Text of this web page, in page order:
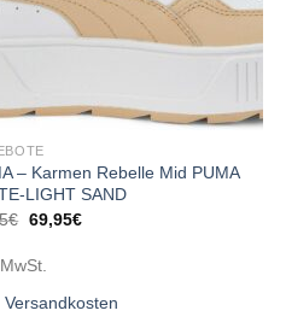
– Karmen Rebelle Mid PUMA
LIGHT SAND
€ Ursprünglicher
Preis
89,95€
69,95€Aktueller
Versandkosten